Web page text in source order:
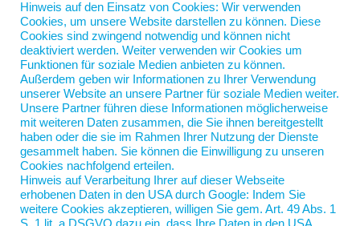
Kindern in 1.200 Schulen angesehen, die zwischen
1989 und 2005 geboren wurden. Sie haben sich
deren Schulnotendurchschnitt in der 9. Klasse
angeschaut und zugleich den Grad der
Luftverschmutzung an der Adresse des jeweiligen
Kindes erhoben. Und siehe da, die Kinder, die in
einer „saubereren“ Straße wohnten, erreichten einen
besseren Durchschnitt als die Klassenkameraden(!)
aus einer „schmutzigen“ Straße.
Hinweis auf den Einsatz von Cookies: Wir verwenden
Cookies, um unsere Website darstellen zu können. Diese
Cookies sind zwingend notwendig und können nicht
deaktiviert werden. Weiter verwenden wir Cookies um
Funktionen für soziale Medien anbieten zu können.
Außerdem geben wir Informationen zu Ihrer Verwendung
unserer Website an unsere Partner für soziale Medien weiter.
Unsere Partner führen diese Informationen möglicherweise
mit weiteren Daten zusammen, die Sie ihnen bereitgestellt
haben oder die sie im Rahmen Ihrer Nutzung der Dienste
gesammelt haben. Sie können die Einwilligung zu unseren
Cookies nachfolgend erteilen.
Hinweis auf Verarbeitung Ihrer auf dieser Webseite
erhobenen Daten in den USA durch Google: Indem Sie
weitere Cookies akzeptieren, willigen Sie gem. Art. 49 Abs. 1